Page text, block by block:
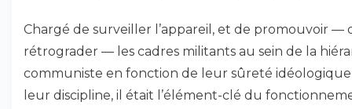
Chargé de surveiller l’appareil, et de promouvoir —
rétrograder — les cadres militants au sein de la
communiste en fonction de leur sûreté
leur discipline, il était l’élément-clé du